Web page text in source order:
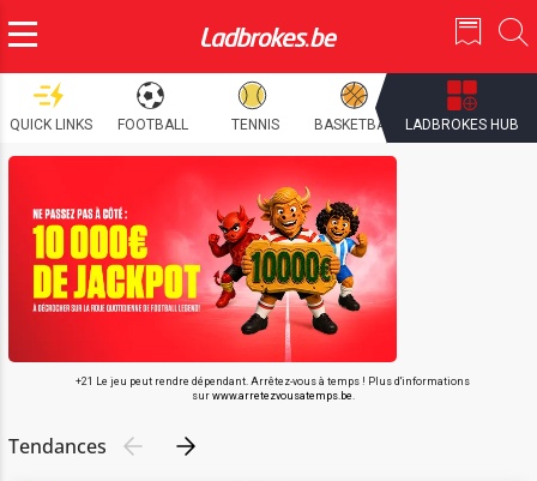
QUICK LINKS FOOTBALL TENNIS CYCLISME
LADBROKES HUB
+21 Le jeu peut rendre dépendant. Arrêtez-vous à temps ! Plus d'informations
sur www.arretezvousatemps.be.
Tendances